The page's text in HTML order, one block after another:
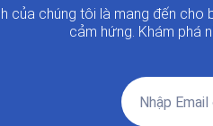
của chúng tôi là mang đến
cảm hứng. Khám phá